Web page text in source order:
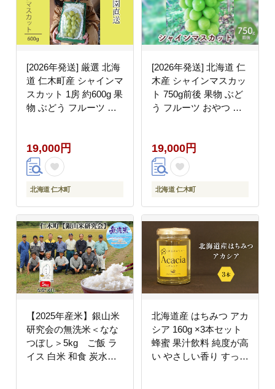
[2026年発送] 厳選 北海
道 仁木町産 シャインマ
スカット 1房 約600g 果
物 ぶどう フルーツ 果
19,000円
北海道 仁木町
[2026年発送] 北海道 仁
木産 シャインマスカッ
ト 750g前後 果物 ぶど
う フルーツ おやつ デ
地直送 食べ物 食品 北
海道産 [株式会社 小野
農園]
19,000円
北海道 仁木町
【2025年産米】銀山米
研究会の無洗米＜なな
つぼし＞5kg ご飯 ラ
イス 白米 和食 炭水化
北海道産 はちみつ アカ
シア 160g ×3本セット
蜂蜜 果汁飲料 純度が高
い やさしい香り すっき